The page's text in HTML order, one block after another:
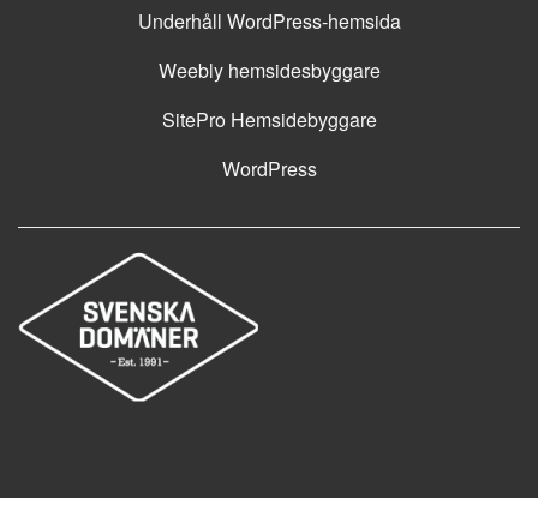
Underhåll WordPress-hemsida
Weebly hemsidesbyggare
SitePro Hemsidebyggare
WordPress